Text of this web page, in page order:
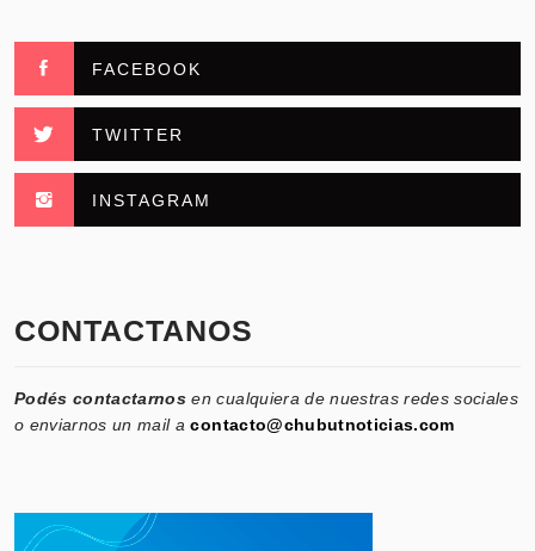
FACEBOOK
TWITTER
INSTAGRAM
CONTACTANOS
Podés contactarnos en cualquiera de nuestras redes sociales
o enviarnos un mail acontacto@chubutnoticias.com